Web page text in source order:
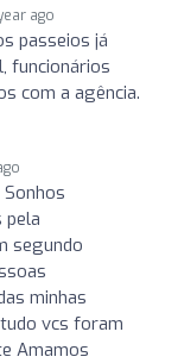
ago
passeios já
funcionários
com a agência.
pela
segundo
minhas
vcs foram
Amamos